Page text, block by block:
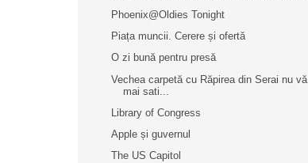
Phoenix@Oldies Tonight
Piața muncii. Cerere și ofertă
O zi bună pentru presă
Vechea carpetă cu Răpirea din Serai nu vă
mai sati...
Library of Congress
Apple și guvernul
The US Capitol